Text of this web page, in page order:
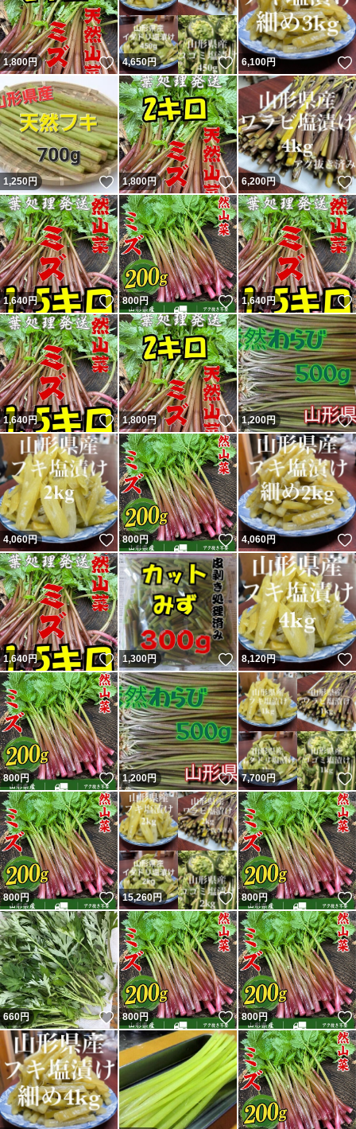
1,800円 いいね！
4,650円 いいね！
6,100円
1,250円 いいね！
1,800円 いいね！
6,200円
1,640円 いいね！
800円 いいね！
1,640円
1,640円 いいね！
1,800円 いいね！
1,200円
4,060円 いいね！
800円 いいね！
4,060円
1,640円 いいね！
1,300円 いいね！
8,120円
800円 いいね！
1,200円 いいね！
7,700円
800円 いいね！
15,260円 いいね！
800円
660円 いいね！
800円 いいね！
800円